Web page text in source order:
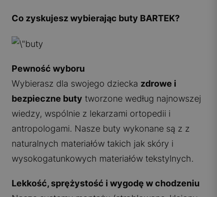
Co zyskujesz wybierając buty BARTEK?
Pewność wyboru
Wybierasz dla swojego dziecka zdrowe i
bezpieczne buty tworzone według najnowszej
wiedzy, wspólnie z lekarzami ortopedii i
antropologami. Nasze buty wykonane są z z
naturalnych materiałów takich jak skóry i
wysokogatunkowych materiałów tekstylnych.
Lekkość, sprężystość i wygodę w chodzeniu